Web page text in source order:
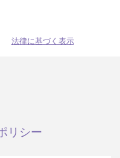
法律に基づく表示
リシー